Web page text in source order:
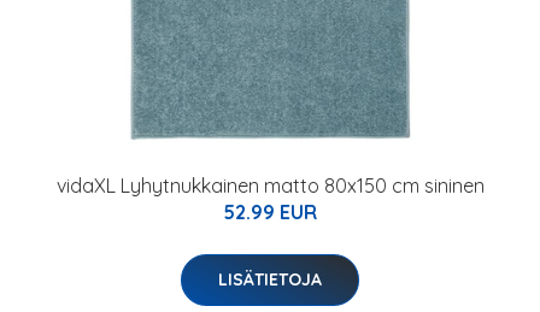
vidaXL Lyhytnukkainen matto 80x150 cm sininen
52.99 EUR
LISÄTIETOJA